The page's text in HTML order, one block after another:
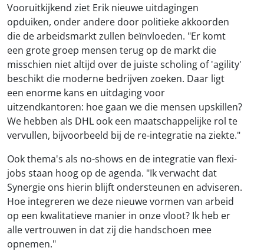
Vooruitkijkend ziet Erik nieuwe uitdagingen
opduiken, onder andere door politieke akkoorden
die de arbeidsmarkt zullen beïnvloeden. "Er komt
een grote groep mensen terug op de markt die
misschien niet altijd over de juiste scholing of 'agility'
beschikt die moderne bedrijven zoeken. Daar ligt
een enorme kans en uitdaging voor
uitzendkantoren: hoe gaan we die mensen upskillen?
We hebben als DHL ook een maatschappelijke rol te
vervullen, bijvoorbeeld bij de re-integratie na ziekte."
Ook thema's als no-shows en de integratie van flexi-
jobs staan hoog op de agenda. "Ik verwacht dat
Synergie ons hierin blijft ondersteunen en adviseren.
Hoe integreren we deze nieuwe vormen van arbeid
op een kwalitatieve manier in onze vloot? Ik heb er
alle vertrouwen in dat zij die handschoen mee
opnemen."